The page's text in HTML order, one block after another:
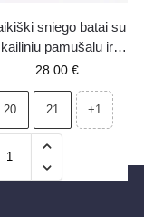
sniego batai su
kailiniu pamušalu ir
detalėmis, pilki
28.00€
20 21 +1